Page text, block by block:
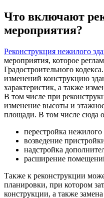
Что включают
мероприятия?
Реконструкция нежилого
мероприятия, которое
Градостроительного
изменений конструкцию
характеристик, а также
В том числе при
изменение высоты и
площади. В том числе сюда
перестройка нежилого
возведение
надстройка
расширение
Также к реконструкции
планировки, при котором
конструкции, а также